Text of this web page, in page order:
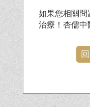
如果您相關問
治療！杏儒中